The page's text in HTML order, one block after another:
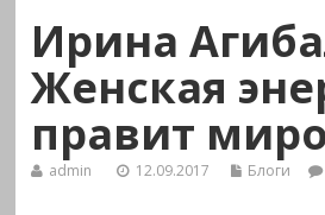
Ирина
Женская
правит
admin 12.09.2017 Блоги